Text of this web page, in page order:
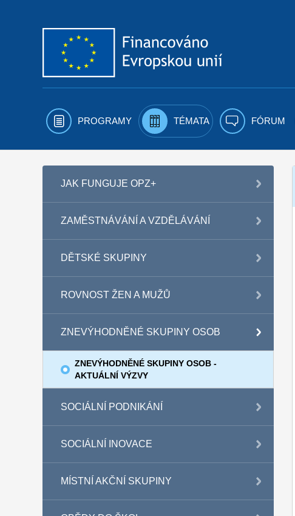
PROGRAMY TÉMATA FÓRUM
JAK FUNGUJE OPZ+
ZAMĚSTNÁVÁNÍ A VZDĚLÁVÁNÍ
DĚTSKÉ SKUPINY
ROVNOST ŽEN A MUŽŮ
ZNEVÝHODNĚNÉ SKUPINY OSOB
ZNEVÝHODNĚNÉ SKUPINY OSOB -
AKTUÁLNÍ VÝZVY
SOCIÁLNÍ PODNIKÁNÍ
SOCIÁLNÍ INOVACE
MÍSTNÍ AKČNÍ SKUPINY